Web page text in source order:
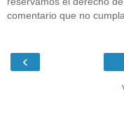
comentario que no
‹